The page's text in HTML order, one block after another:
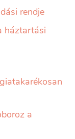
rendje
háztartási
a